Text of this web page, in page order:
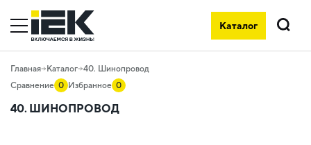
Каталог
Поиск
Главная Каталог 40. Шинопровод
Сравнение 0 Избранное 0
40. ШИНОПРОВОД